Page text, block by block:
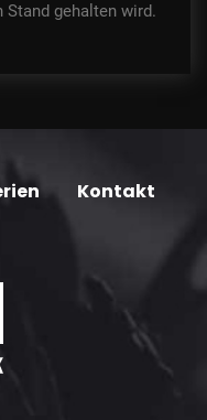
gehalten wird.
Kontakt